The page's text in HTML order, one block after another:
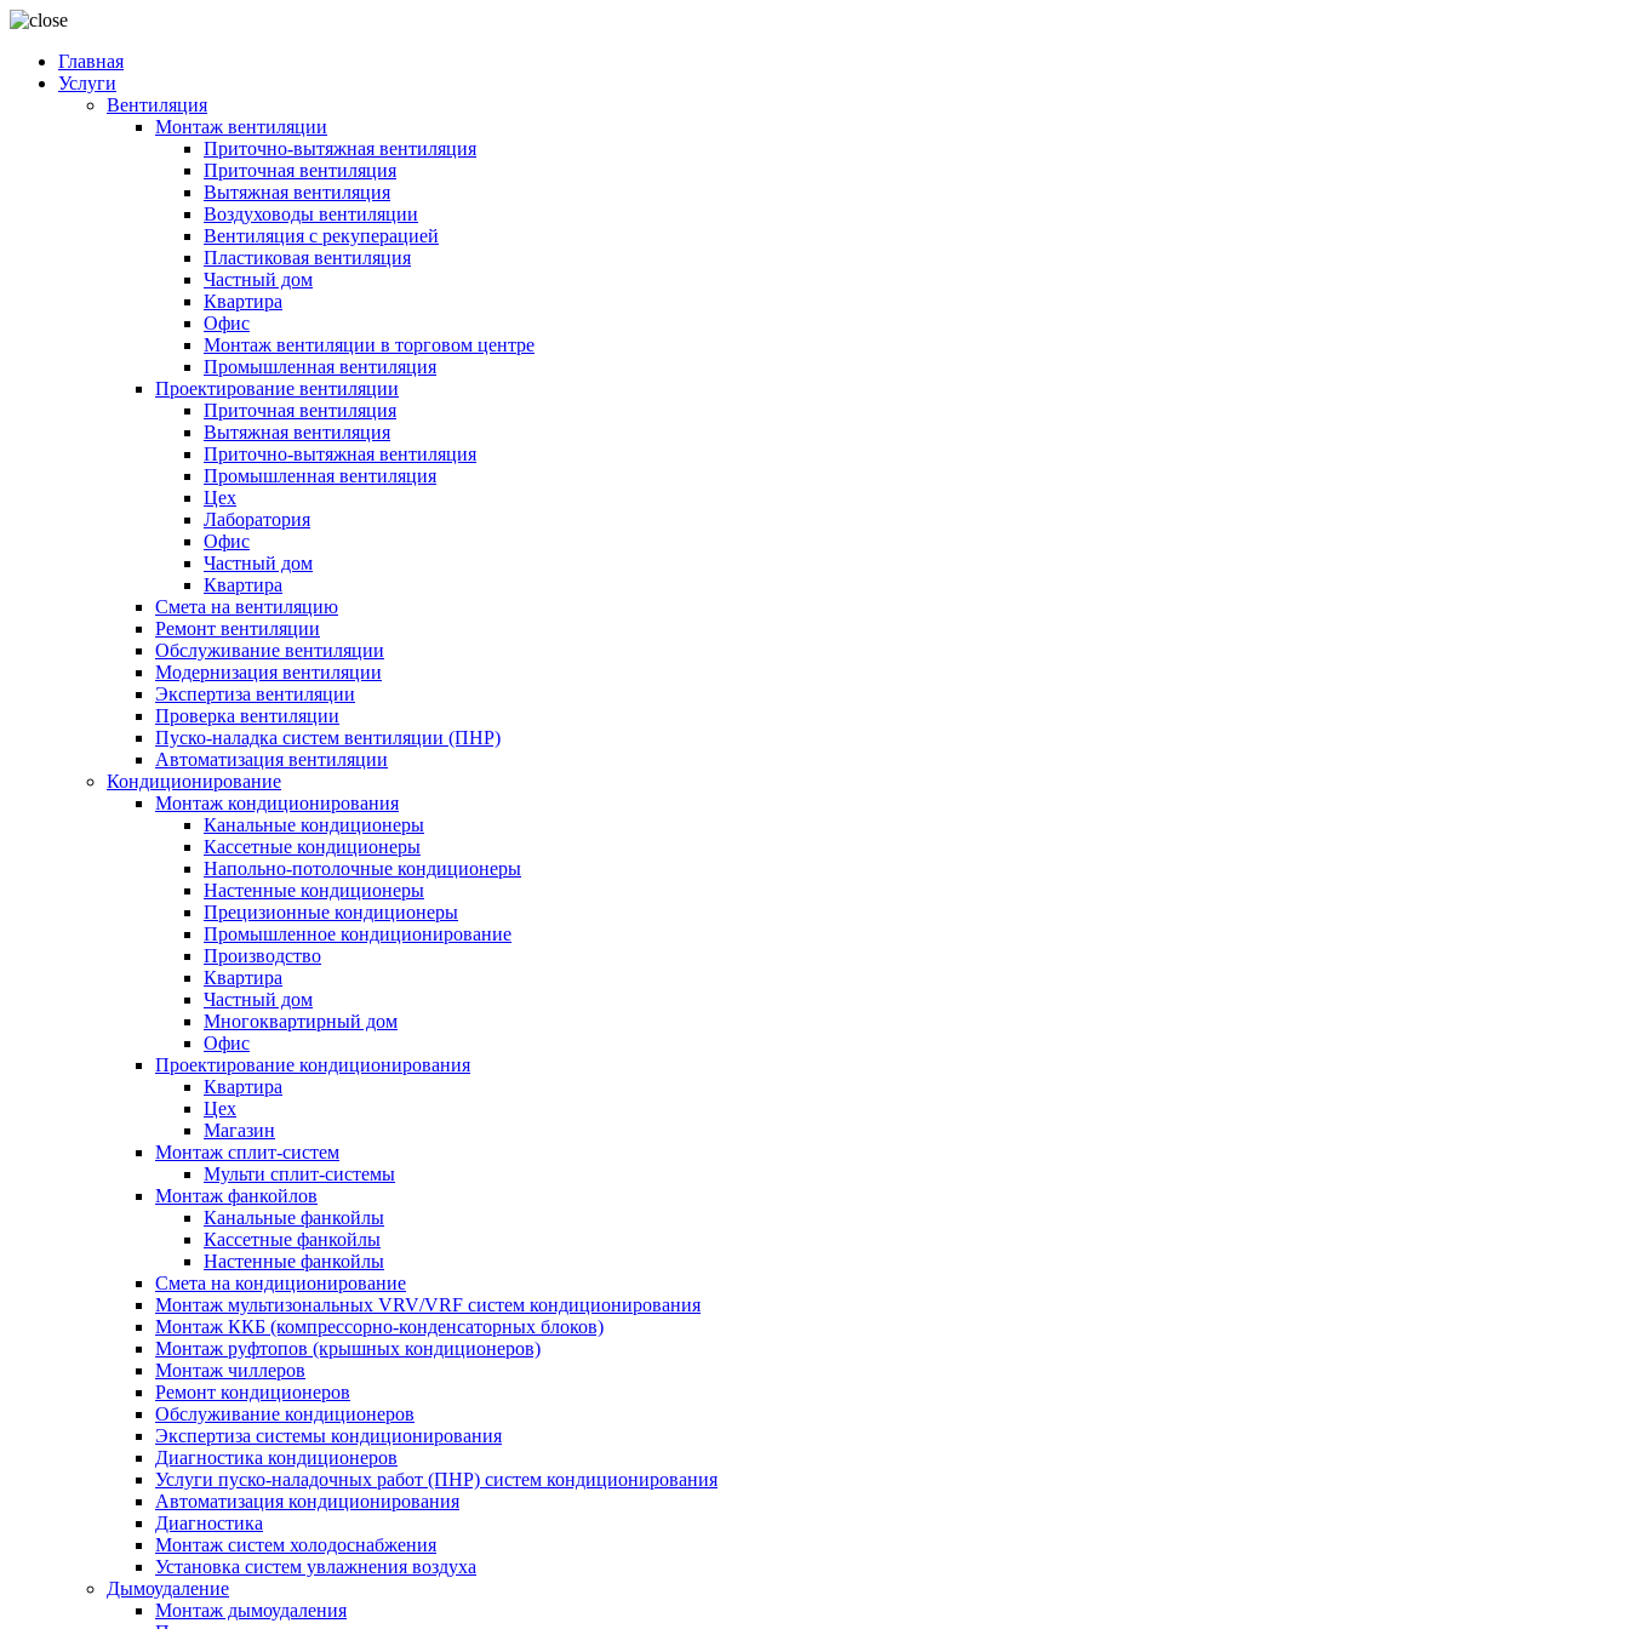
Главная
Услуги
Вентиляция
Монтаж вентиляции
Приточно-вытяжная вентиляция
Приточная вентиляция
Вытяжная вентиляция
Воздуховоды вентиляции
Вентиляция с рекуперацией
Пластиковая вентиляция
Частный дом
Квартира
Офис
Монтаж вентиляции в торговом центре
Промышленная вентиляция
Проектирование вентиляции
Приточная вентиляция
Вытяжная вентиляция
Приточно-вытяжная вентиляция
Промышленная вентиляция
Цех
Лаборатория
Офис
Частный дом
Квартира
Смета на вентиляцию
Ремонт вентиляции
Обслуживание вентиляции
Модернизация вентиляции
Экспертиза вентиляции
Проверка вентиляции
Пуско-наладка систем вентиляции (ПНР)
Автоматизация вентиляции
Кондиционирование
Монтаж кондиционирования
Канальные кондиционеры
Кассетные кондиционеры
Напольно-потолочные кондиционеры
Настенные кондиционеры
Прецизионные кондиционеры
Промышленное кондиционирование
Производство
Квартира
Частный дом
Многоквартирный дом
Офис
Проектирование кондиционирования
Квартира
Цех
Магазин
Монтаж сплит-систем
Мульти сплит-системы
Монтаж фанкойлов
Канальные фанкойлы
Кассетные фанкойлы
Настенные фанкойлы
Смета на кондиционирование
Монтаж мультизональных VRV/VRF систем кондиционирования
Монтаж ККБ (компрессорно-конденсаторных блоков)
Монтаж руфтопов (крышных кондиционеров)
Монтаж чиллеров
Ремонт кондиционеров
Обслуживание кондиционеров
Экспертиза системы кондиционирования
Диагностика кондиционеров
Услуги пуско-наладочных работ (ПНР) систем кондиционирования
Автоматизация кондиционирования
Диагностика
Монтаж систем холодоснабжения
Установка систем увлажнения воздуха
Дымоудаление
Монтаж дымоудаления